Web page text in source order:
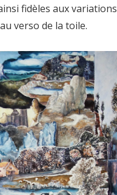
fidèles aux variations
verso de la toile.